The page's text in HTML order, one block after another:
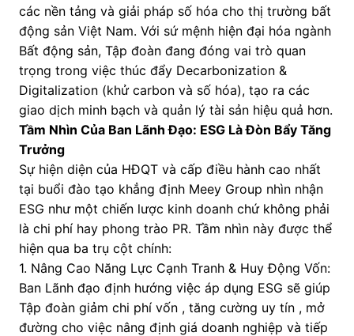
các nền tảng và giải pháp số hóa cho thị trường bất
động sản Việt Nam. Với sứ mệnh hiện đại hóa ngành
Bất động sản, Tập đoàn đang đóng vai trò quan
trọng trong việc thúc đẩy Decarbonization &
Digitalization (khử carbon và số hóa), tạo ra các
giao dịch minh bạch và quản lý tài sản hiệu quả hơn.
Tầm Nhìn Của Ban Lãnh Đạo: ESG Là Đòn Bẩy Tăng
Trưởng
Sự hiện diện của HĐQT và cấp điều hành cao nhất
tại buổi đào tạo khẳng định Meey Group nhìn nhận
ESG như một chiến lược kinh doanh chứ không phải
là chi phí hay phong trào PR. Tầm nhìn này được thể
hiện qua ba trụ cột chính:
1. Nâng Cao Năng Lực Cạnh Tranh & Huy Động Vốn:
Ban Lãnh đạo định hướng việc áp dụng ESG sẽ giúp
Tập đoàn giảm chi phí vốn , tăng cường uy tín , mở
đường cho việc nâng định giá doanh nghiệp và tiếp